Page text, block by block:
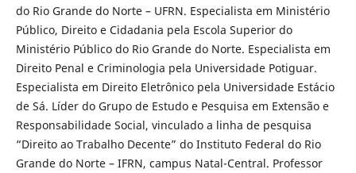
do Rio Grande do Norte – UFRN. Especialista em Ministério
Público, Direito e Cidadania pela Escola Superior do
Ministério Público do Rio Grande do Norte. Especialista em
Direito Penal e Criminologia pela Universidade Potiguar.
Especialista em Direito Eletrônico pela Universidade Estácio
de Sá. Líder do Grupo de Estudo e Pesquisa em Extensão e
Responsabilidade Social, vinculado a linha de pesquisa
“Direito ao Trabalho Decente” do Instituto Federal do Rio
Grande do Norte – IFRN, campus Natal-Central. Professor